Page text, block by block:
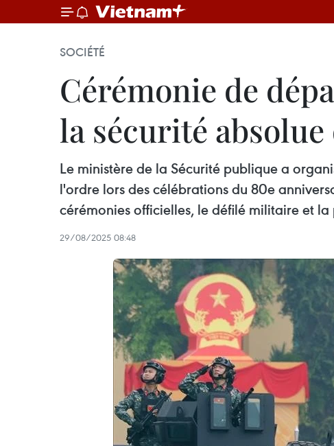
SOCIÉTÉ
Cérémonie de
la sécurité
Le ministère de la Sécurité publique a
l'ordre lors des célébrations du 80e
cérémonies officielles, le défilé militaire et la
29/08/2025 08:48